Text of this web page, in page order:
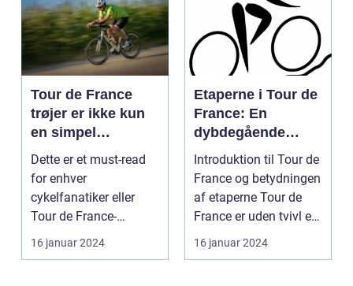
Tour de France
trøjer er ikke kun
en simpel
beklædningsgenst
and til
cykelryttere; de
bærer symbolik og
rækker langt ud
over selve løbet
Dette er et must-read
for enhver
cykelfanatiker eller
Tour de France-
entusiast, der ønsker at
forstå...
16 januar 2024
Etaperne i Tour de
France: En
dybdegående
gennemgang af
verdens mest
prestigefyldte
cykelløb
Introduktion til Tour de
France og betydningen
af etaperne Tour de
France er uden tvivl et
af verde...
16 januar 2024